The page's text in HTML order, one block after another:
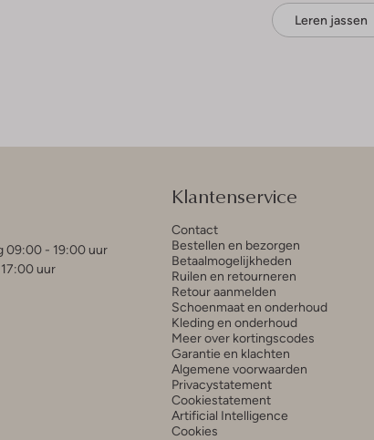
Leren jassen
09:00 - 19:00 uur
uur
Klantenservice
Contact
Bestellen en bezorgen
Betaalmogelijkheden
Ruilen en retourneren
Retour aanmelden
Schoenmaat en onderhoud
Kleding en onderhoud
Meer over kortingscodes
Garantie en klachten
Algemene voorwaarden
Privacystatement
Cookiestatement
Artificial Intelligence
Cookies